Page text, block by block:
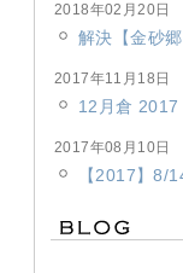
2018年02月20日
解決【金砂
2017年11月18日
12月倉 2017
2017年08月10日
【2017】8/